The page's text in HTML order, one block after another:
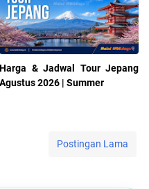
Harga & Jadwal Tour Jepang
Agustus 2026 | Summer
Postingan Lama